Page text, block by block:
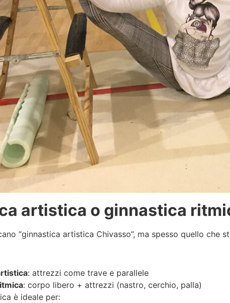
artistica o ginnastica
“ginnastica artistica Chivasso”, ma spesso quello che
: attrezzi come trave e parallele
: corpo libero + attrezzi (nastro, cerchio, palla)
è ideale per: